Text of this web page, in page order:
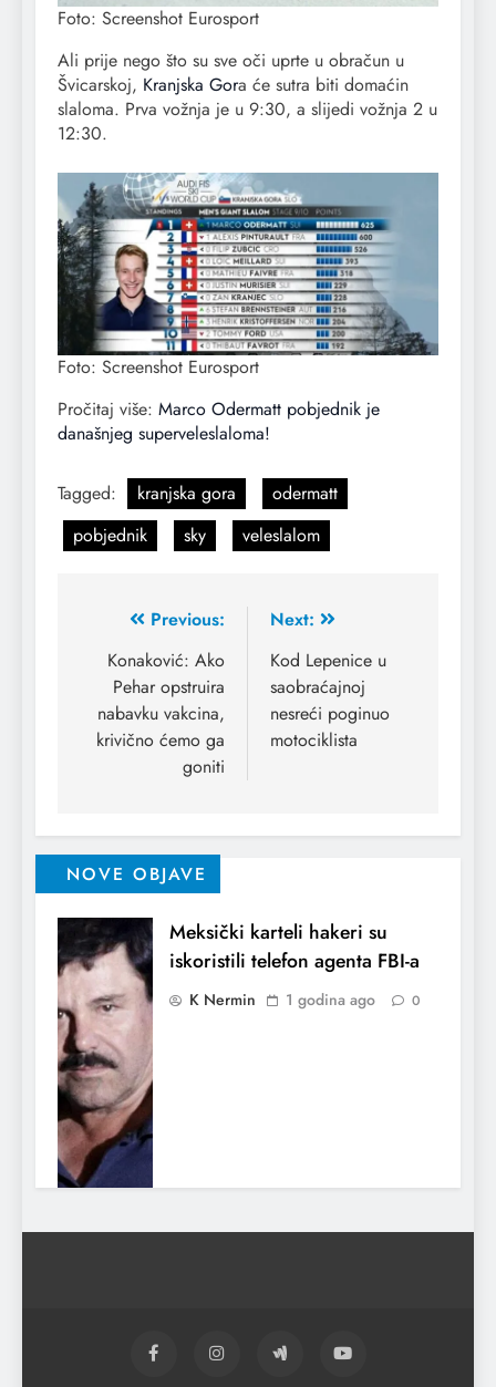
Foto: Screenshot Eurosport
Ali prije nego što su sve oči uprte u obračun u
Švicarskoj, Kranjska Gora će sutra biti domaćin
slaloma. Prva vožnja je u 9:30, a slijedi vožnja 2 u
12:30.
Foto: Screenshot Eurosport
Pročitaj više: Marco Odermatt pobjednik je
današnjeg superveleslaloma!
Tagged: kranjska gora
odermatt
pobjednik
sky veleslalom
Previous:
Konaković: Ako
Pehar opstruira
nabavku vakcina,
krivično ćemo ga
goniti
Next:
Kod Lepenice u
saobraćajnoj
nesreći poginuo
motociklista
NOVE OBJAVE
Meksički karteli hakeri su
iskoristili telefon agenta FBI-a
K Nermin 1 godina ago 0
Papa Franjo preminuo je od